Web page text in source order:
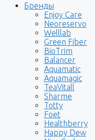
Бренды
Enjoy Care
Neoreservo
Welllab
Green Fiber
BioTrim
Balancer
Aquamatic
Aquamagic
TeaVitall
Sharme
Totty
Foet
Healthberry
Happy Dew